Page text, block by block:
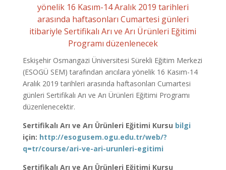
yönelik 16 Kasım-14 Aralık 2019 tarihleri
arasında haftasonları Cumartesi günleri
itibariyle Sertifikalı Arı ve Arı Ürünleri Eğitimi
Programı düzenlenecek
Eskişehir Osmangazi Üniversitesi Sürekli Eğitim Merkezi
(ESOGÜ SEM) tarafından arıcılara yönelik 16 Kasım-14
Aralık 2019 tarihleri arasında haftasonları Cumartesi
günleri Sertifikalı Arı ve Arı Ürünleri Eğitimi Programı
düzenlenecektir.
Sertifikalı Arı ve Arı Ürünleri Eğitimi Kursu bilgi
için: http://esogusem.ogu.edu.tr/web/?
q=tr/course/ari-ve-ari-urunleri-egitimi
Sertifikalı Arı ve Arı Ürünleri Eğitimi Kursu